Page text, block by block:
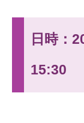
日時：
15:30